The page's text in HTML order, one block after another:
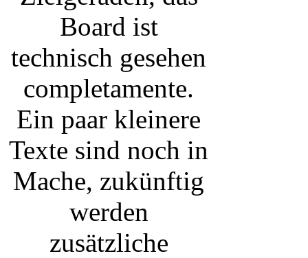
Mache, zukünftig
werden zusätzliche
Informationen für
das Inpaly folgen,
welche dann mit
einer Ankündigung
hinzugefügt
werden. Fragen